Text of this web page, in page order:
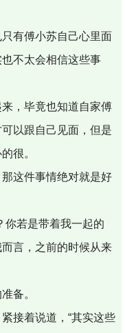
有傅小苏自己心里面
不太会相信这些事
，毕竟也知道自家傅
以跟自己见面，但是
很。
这件事情绝对就是好
你若是带着我一起的
言，之前的时候从来
备。
接着说道，“其实这些